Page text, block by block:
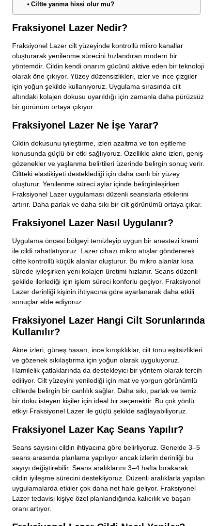
Ciltte yanma hissi olur mu?
Fraksiyonel Lazer Nedir?
Fraksiyonel Lazer cilt yüzeyinde kontrollü mikro kanallar
oluşturarak yenilenme sürecini hızlandıran modern bir
yöntemdir. Cildin kendi onarım gücünü aktive eden bir teknoloji
olarak öne çıkıyor. Yüzey düzensizlikleri, izler ve ince çizgiler
için yoğun şekilde kullanıyoruz. Uygulama sırasında cilt
altındaki kolajen dokusu uyarıldığı için zamanla daha pürüzsüz
bir görünüm ortaya çıkıyor.
Fraksiyonel Lazer Ne İşe Yarar?
Cildin dokusunu iyileştirme, izleri azaltma ve ton eşitleme
konusunda güçlü bir etki sağlıyoruz. Özellikle akne izleri, geniş
gözenekler ve yaşlanma belirtileri üzerinde belirgin sonuç verir.
Ciltteki elastikiyeti desteklediği için daha canlı bir yüzey
oluşturur. Yenilenme süreci aylar içinde belirginleşirken
Fraksiyonel Lazer uygulaması düzenli seanslarla etkilerini
artırır. Daha parlak ve daha sıkı bir cilt görünümü ortaya çıkar.
Fraksiyonel Lazer Nasıl Uygulanır?
Uygulama öncesi bölgeyi temizleyip uygun bir anestezi kremi
ile cildi rahatlatıyoruz. Lazer cihazı mikro atışlar göndererek
ciltte kontrollü küçük alanlar oluşturur. Bu mikro alanlar kısa
sürede iyileşirken yeni kolajen üretimi hızlanır. Seans düzenli
şekilde ilerlediği için işlem süreci konforlu geçiyor. Fraksiyonel
Lazer derinliği kişinin ihtiyacına göre ayarlanarak daha etkili
sonuçlar elde ediyoruz.
Fraksiyonel Lazer Hangi Cilt Sorunlarında
Kullanılır?
Akne izleri, güneş hasarı, ince kırışıklıklar, cilt tonu eşitsizlikleri
ve gözenek sıkılaştırma için yoğun olarak uyguluyoruz.
Hamilelik çatlaklarında da destekleyici bir yöntem olarak tercih
ediliyor. Cilt yüzeyini yenilediği için mat ve yorgun görünümlü
ciltlerde belirgin bir canlılık sağlar. Daha sıkı, parlak ve temiz
bir doku isteyen kişiler için ideal bir seçenektir. Bu çok yönlü
etkiyi Fraksiyonel Lazer ile güçlü şekilde sağlayabiliyoruz.
Fraksiyonel Lazer Kaç Seans Yapılır?
Seans sayısını cildin ihtiyacına göre belirliyoruz. Genelde 3–5
seans arasında planlama yapılıyor ancak izlerin derinliği bu
sayıyı değiştirebilir. Seans aralıklarını 3–4 hafta bırakarak
cildin iyileşme sürecini destekliyoruz. Düzenli aralıklarla yapılan
uygulamalarda etkiler çok daha net hale geliyor. Fraksiyonel
Lazer tedavisi kişiye özel planlandığında kalıcılık ve başarı
oranı artıyor.